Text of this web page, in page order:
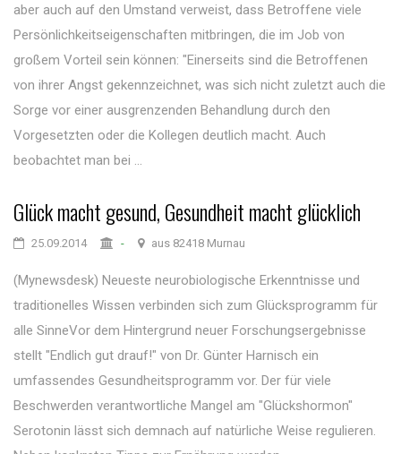
aber auch auf den Umstand verweist, dass Betroffene viele
Persönlichkeitseigenschaften mitbringen, die im Job von
großem Vorteil sein können: "Einerseits sind die Betroffenen
von ihrer Angst gekennzeichnet, was sich nicht zuletzt auch die
Sorge vor einer ausgrenzenden Behandlung durch den
Vorgesetzten oder die Kollegen deutlich macht. Auch
beobachtet man bei ...
Glück macht gesund, Gesundheit macht glücklich
25.09.2014 - aus 82418 Murnau
(Mynewsdesk) Neueste neurobiologische Erkenntnisse und
traditionelles Wissen verbinden sich zum Glücksprogramm für
alle SinneVor dem Hintergrund neuer Forschungsergebnisse
stellt "Endlich gut drauf!" von Dr. Günter Harnisch ein
umfassendes Gesundheitsprogramm vor. Der für viele
Beschwerden verantwortliche Mangel am "Glückshormon"
Serotonin lässt sich demnach auf natürliche Weise regulieren.